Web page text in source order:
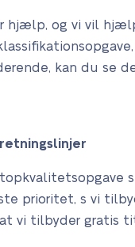
hjælp, og vi vil
kan du se
prioritet, s vi
vi tilbyder gratis